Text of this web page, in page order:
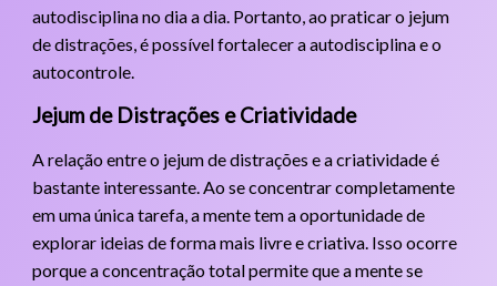
autodisciplina no dia a dia. Portanto, ao praticar o jejum
de distrações, é possível fortalecer a autodisciplina e o
autocontrole.
Jejum de Distrações e Criatividade
A relação entre o jejum de distrações e a criatividade é
bastante interessante. Ao se concentrar completamente
em uma única tarefa, a mente tem a oportunidade de
explorar ideias de forma mais livre e criativa. Isso ocorre
porque a concentração total permite que a mente se